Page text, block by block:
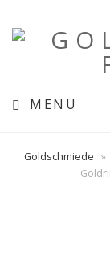
MENU
Goldschmiede »